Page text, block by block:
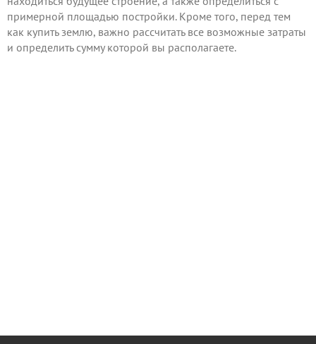
примерной площадью постройки. Кроме того, перед тем
как купить землю, важно рассчитать все возможные затраты
и определить сумму которой вы располагаете.